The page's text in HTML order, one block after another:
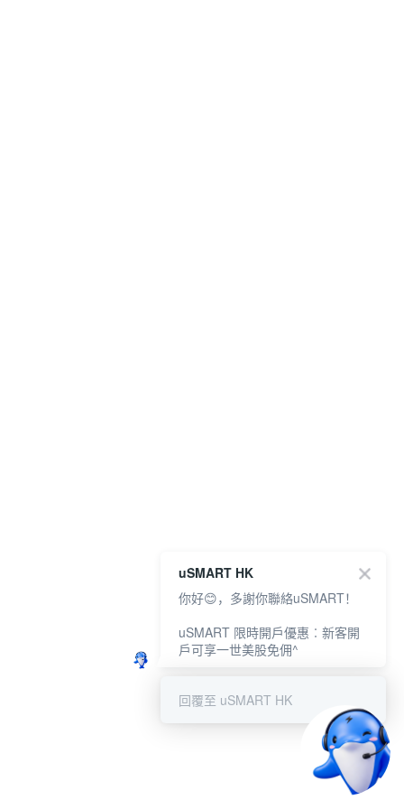
uSMART HK
你好😊，多謝你聯絡uSMART！
uSMART 限時開戶優惠︰新客開
戶可享一世美股免佣^
回覆至 uSMART HK